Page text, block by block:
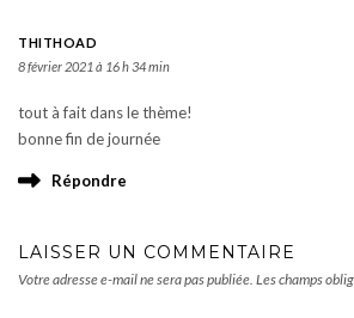
THITHOAD
8 février 2021 à 16 h 34 min
tout à fait dans le thème!
bonne fin de journée
Répondre
LAISSER UN COMMENTAIRE
Votre adresse e-mail ne sera pas publiée. Les champs